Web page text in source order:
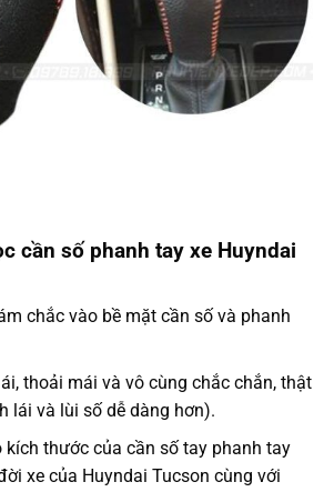
cần số phanh tay xe Huyndai
chắc vào bề mặt cần số và phanh
thoải mái và vô cùng chắc chắn, thật
lái và lùi số dễ dàng hơn).
thước của cần số tay phanh tay
xe của Huyndai Tucson cùng với